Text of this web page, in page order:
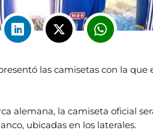
las camisetas con la
alemana, la camiseta oficial
ubicadas en los laterales.